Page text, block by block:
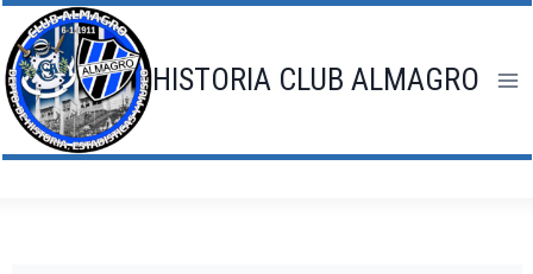
Saltar
al
contenido
HISTORIA CLUB ALMAGRO